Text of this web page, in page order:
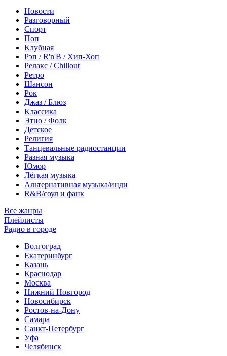
Новости
Разговорный
Спорт
Поп
Клубная
Рэп / R'n'B / Хип-Хоп
Релакс / Chillout
Ретро
Шансон
Рок
Джаз / Блюз
Классика
Этно / Фолк
Детское
Религия
Танцевальные радиостанции
Разная музыка
Юмор
Лёгкая музыка
Альтернативная музыка/инди
R&B/cоул и фанк
Все жанры
Плейлисты
Радио в городе
Волгоград
Екатеринбург
Казань
Краснодар
Москва
Нижний Новгород
Новосибирск
Ростов-на-Дону
Самара
Санкт-Петербург
Уфа
Челябинск